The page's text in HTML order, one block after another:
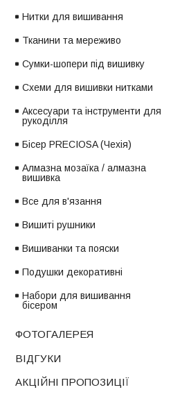
Нитки для вишивання
Тканини та мереживо
Сумки-шопери під вишивку
Схеми для вишивки нитками
Аксесуари та інструменти для
рукоділля
Бісер PRECIOSA (Чехія)
Алмазна мозаїка / алмазна
вишивка
Все для в'язання
Вишиті рушники
Вишиванки та пояски
Подушки декоративні
Набори для вишивання
бісером
ФОТОГАЛЕРЕЯ
ВІДГУКИ
АКЦІЙНІ ПРОПОЗИЦІЇ